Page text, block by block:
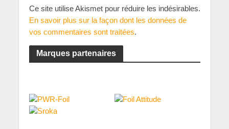
Ce site utilise Akismet pour réduire les indésirables.
En savoir plus sur la façon dont les données de
vos commentaires sont traitées.
Marques partenaires